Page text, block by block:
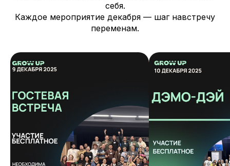
себя.
Каждое мероприятие декабря — шаг навстречу
переменам.